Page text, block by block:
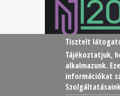
© 2026 Neumann
Adatkezelési
Tisztelt
Tájékoztatjuk,
alkalmazunk.
információkat